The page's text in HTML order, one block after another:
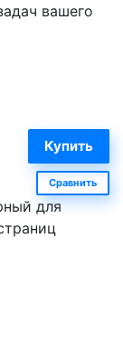
вашего
Сравнить
для